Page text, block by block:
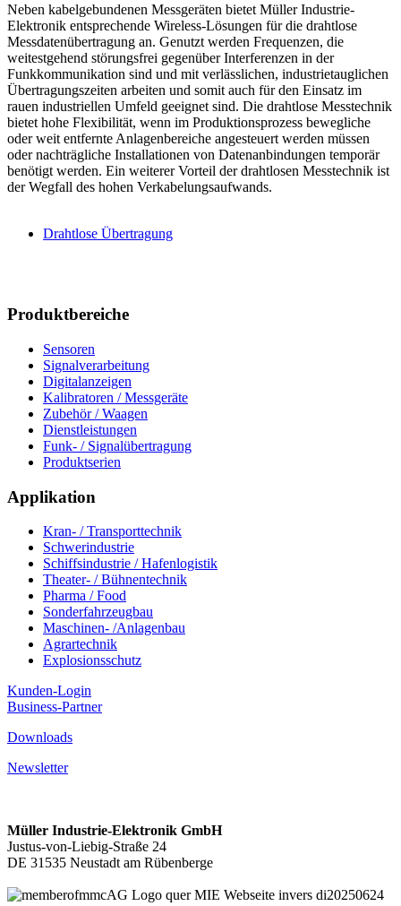
Neben kabelgebundenen Messgeräten bietet Müller Industrie-
Elektronik entsprechende Wireless-Lösungen für die drahtlose
Messdatenübertragung an. Genutzt werden Frequenzen, die
weitestgehend störungsfrei gegenüber Interferenzen in der
Funkkommunikation sind und mit verlässlichen, industrietauglichen
Übertragungszeiten arbeiten und somit auch für den Einsatz im
rauen industriellen Umfeld geeignet sind. Die drahtlose Messtechnik
bietet hohe Flexibilität, wenn im Produktionsprozess bewegliche
oder weit entfernte Anlagenbereiche angesteuert werden müssen
oder nachträgliche Installationen von Datenanbindungen temporär
benötigt werden. Ein weiterer Vorteil der drahtlosen Messtechnik ist
der Wegfall des hohen Verkabelungsaufwands.
Drahtlose Übertragung
Produktbereiche
Sensoren
Signalverarbeitung
Digitalanzeigen
Kalibratoren / Messgeräte
Zubehör / Waagen
Dienstleistungen
Funk- / Signalübertragung
Produktserien
Applikation
Kran- / Transporttechnik
Schwerindustrie
Schiffsindustrie / Hafenlogistik
Theater- / Bühnentechnik
Pharma / Food
Sonderfahrzeugbau
Maschinen- /Anlagenbau
Agrartechnik
Explosionsschutz
Kunden-Login
Business-Partner
Downloads
Newsletter
Müller Industrie-Elektronik GmbH
Justus-von-Liebig-Straße 24
DE 31535 Neustadt am Rübenberge